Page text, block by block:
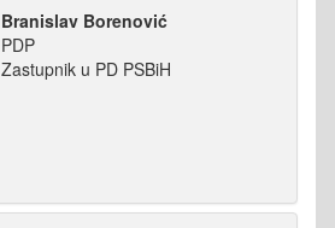
Branislav Borenović
PDP
Zastupnik u PD PSBiH